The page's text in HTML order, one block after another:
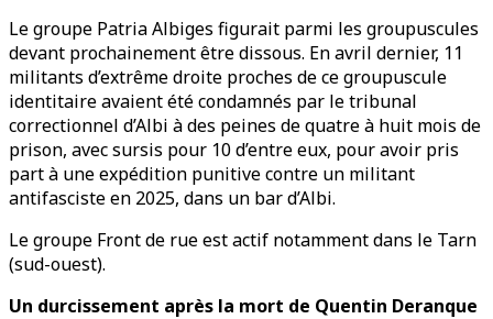
Le groupe Patria Albiges figurait parmi les groupuscules
devant prochainement être dissous. En avril dernier, 11
militants d’extrême droite proches de ce groupuscule
identitaire avaient été condamnés par le tribunal
correctionnel d’Albi à des peines de quatre à huit mois de
prison, avec sursis pour 10 d’entre eux, pour avoir pris
part à une expédition punitive contre un militant
antifasciste en 2025, dans un bar d’Albi.
Le groupe Front de rue est actif notamment dans le Tarn
(sud-ouest).
Un durcissement après la mort de Quentin Deranque